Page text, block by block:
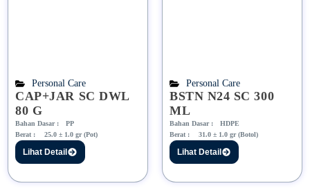
Personal Care
CAP+JAR SC DWL
80 G
Bahan Dasar :
PP
Berat :
25.0 ± 1.0 gr (Pot)
Lihat Detail
Personal Care
BSTN N24 SC 300
ML
Bahan Dasar :
HDPE
Berat :
31.0 ± 1.0 gr (Botol)
Lihat Detail